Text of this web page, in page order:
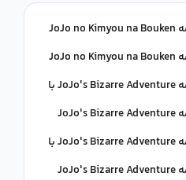
دانلود و تماشای آنلاین انیمه JoJo no Kimyou na Bouken
دانلود و تماشای آنلاین انیمه JoJo no Kimyou na Bouken
دانلود و تماشای آنلاین انیمه JoJo's Bizarre Adventure با
دانلود و تماشای آنلاین انیمه JoJo's Bizarre Adventure
دانلود و تماشای آنلاین انیمه JoJo's Bizarre Adventure با
دانلود و تماشای آنلاین انیمه JoJo's Bizarre Adventure